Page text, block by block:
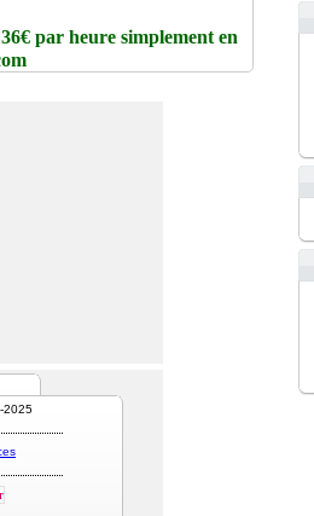
par heure simplement en
2025